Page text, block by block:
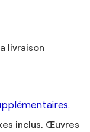
livraison
inclus. Œuvres